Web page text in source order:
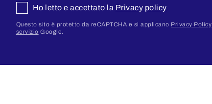
Ho letto e accettato la Privacy policy
Questo sito è protetto da reCAPTCHA e si applicano Privacy Policy
servizio Google.